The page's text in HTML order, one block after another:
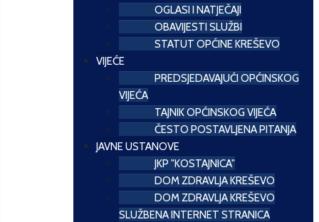
OGLASI I NATJEČAJI
OBAVIJESTI SLUŽBI
STATUT OPĆINE KREŠEVO
VIJEĆE
PREDSJEDAVAJUĆI OPĆINSKOG
VIJEĆA
TAJNIK OPĆINSKOG VIJEĆA
ČESTO POSTAVLJENA PITANJA
JAVNE USTANOVE
JKP "KOSTAJNICA"
DOM ZDRAVLJA KREŠEVO
DOM ZDRAVLJA KREŠEVO
SLUŽBENA INTERNET STRANICA